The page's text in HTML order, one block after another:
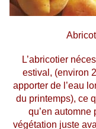
L’abricotier
estival, (environ
apporter de l’eau
du printemps), ce
qu’en automne
végétation juste